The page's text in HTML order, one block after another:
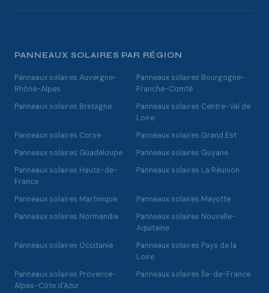
PANNEAUX SOLAIRES PAR RÉGION
Panneaux solaires Auvergne-
Rhône-Alpes
Panneaux solaires Bourgogne-
Franche-Comté
Panneaux solaires Bretagne
Panneaux solaires Centre-Val de
Loire
Panneaux solaires Corse
Panneaux solaires Grand Est
Panneaux solaires Guadeloupe
Panneaux solaires Guyane
Panneaux solaires Hauts-de-
France
Panneaux solaires La Réunion
Panneaux solaires Martinique
Panneaux solaires Mayotte
Panneaux solaires Normandie
Panneaux solaires Nouvelle-
Aquitaine
Panneaux solaires Occitanie
Panneaux solaires Pays de la
Loire
Panneaux solaires Provence-
Alpes-Côte d'Azur
Panneaux solaires Île-de-France